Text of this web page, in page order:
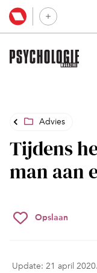
Advies
Tijdens
man aan
Opslaan
Update: 21 april 2020.